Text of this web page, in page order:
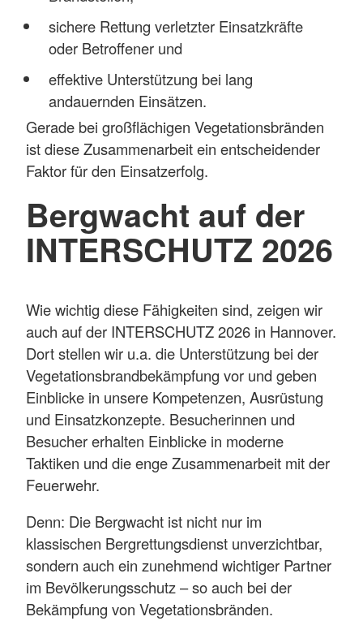
sichere Rettung verletzter Einsatzkräfte
oder Betroffener und
effektive Unterstützung bei lang
andauernden Einsätzen.
Gerade bei großflächigen Vegetationsbränden
ist diese Zusammenarbeit ein entscheidender
Faktor für den Einsatzerfolg.
Bergwacht auf der
INTERSCHUTZ 2026
Wie wichtig diese Fähigkeiten sind, zeigen wir
auch auf der INTERSCHUTZ 2026 in Hannover.
Dort stellen wir u.a. die Unterstützung bei der
Vegetationsbrandbekämpfung vor und geben
Einblicke in unsere Kompetenzen, Ausrüstung
und Einsatzkonzepte. Besucherinnen und
Besucher erhalten Einblicke in moderne
Taktiken und die enge Zusammenarbeit mit der
Feuerwehr.
Denn: Die Bergwacht ist nicht nur im
klassischen Bergrettungsdienst unverzichtbar,
sondern auch ein zunehmend wichtiger Partner
im Bevölkerungsschutz – so auch bei der
Bekämpfung von Vegetationsbränden.